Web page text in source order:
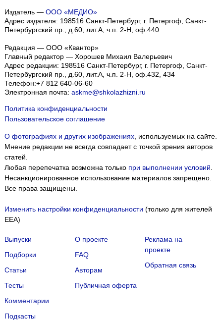
Издатель — ООО «МЕДИО»
Адрес издателя: 198516 Санкт-Петербург, г. Петергоф, Санкт-
Петербургский пр., д.60, лит.А, ч.п. 2-Н, оф.440
Редакция — ООО «Квантор»
Главный редактор — Хорошев Михаил Валерьевич
Адрес редакции: 198516 Санкт-Петербург, г. Петергоф, Санкт-
Петербургский пр., д.60, лит.А, ч.п. 2-Н, оф.432, 434
Телефон:+7 812 640-06-60
Электронная почта: askme@shkolazhizni.ru
Политика конфиденциальности
Пользовательское соглашение
О фотографиях и других изображениях, используемых на сайте.
Мнение редакции не всегда совпадает с точкой зрения авторов
статей.
Любая перепечатка возможна только при выполнении условий.
Несанкционированное использование материалов запрещено.
Все права защищены.
Изменить настройки конфиденциальности (только для жителей
EEA)
Выпуски
Подборки
Статьи
Тесты
Комментарии
Подкасты
О проекте
FAQ
Авторам
Публичная оферта
Реклама на
проекте
Обратная связь